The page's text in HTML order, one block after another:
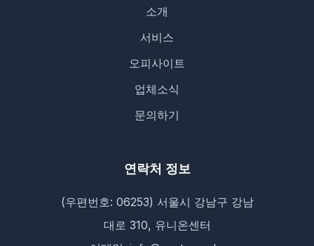
소개
서비스
오피사이트
업체소식
문의하기
연락처 정보
(우편번호: 06253) 서울시 강남구 강남
대로 310, 유니온센터